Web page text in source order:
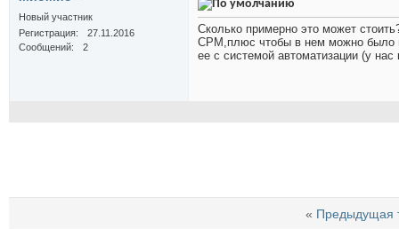
Новый участник
Регистрация
27.11.2016
Сообщений
2
Сколько примерно это может
СРМ,плюс чтобы в нем можно было
ее с системой автоматизации (у
« Предыдущая